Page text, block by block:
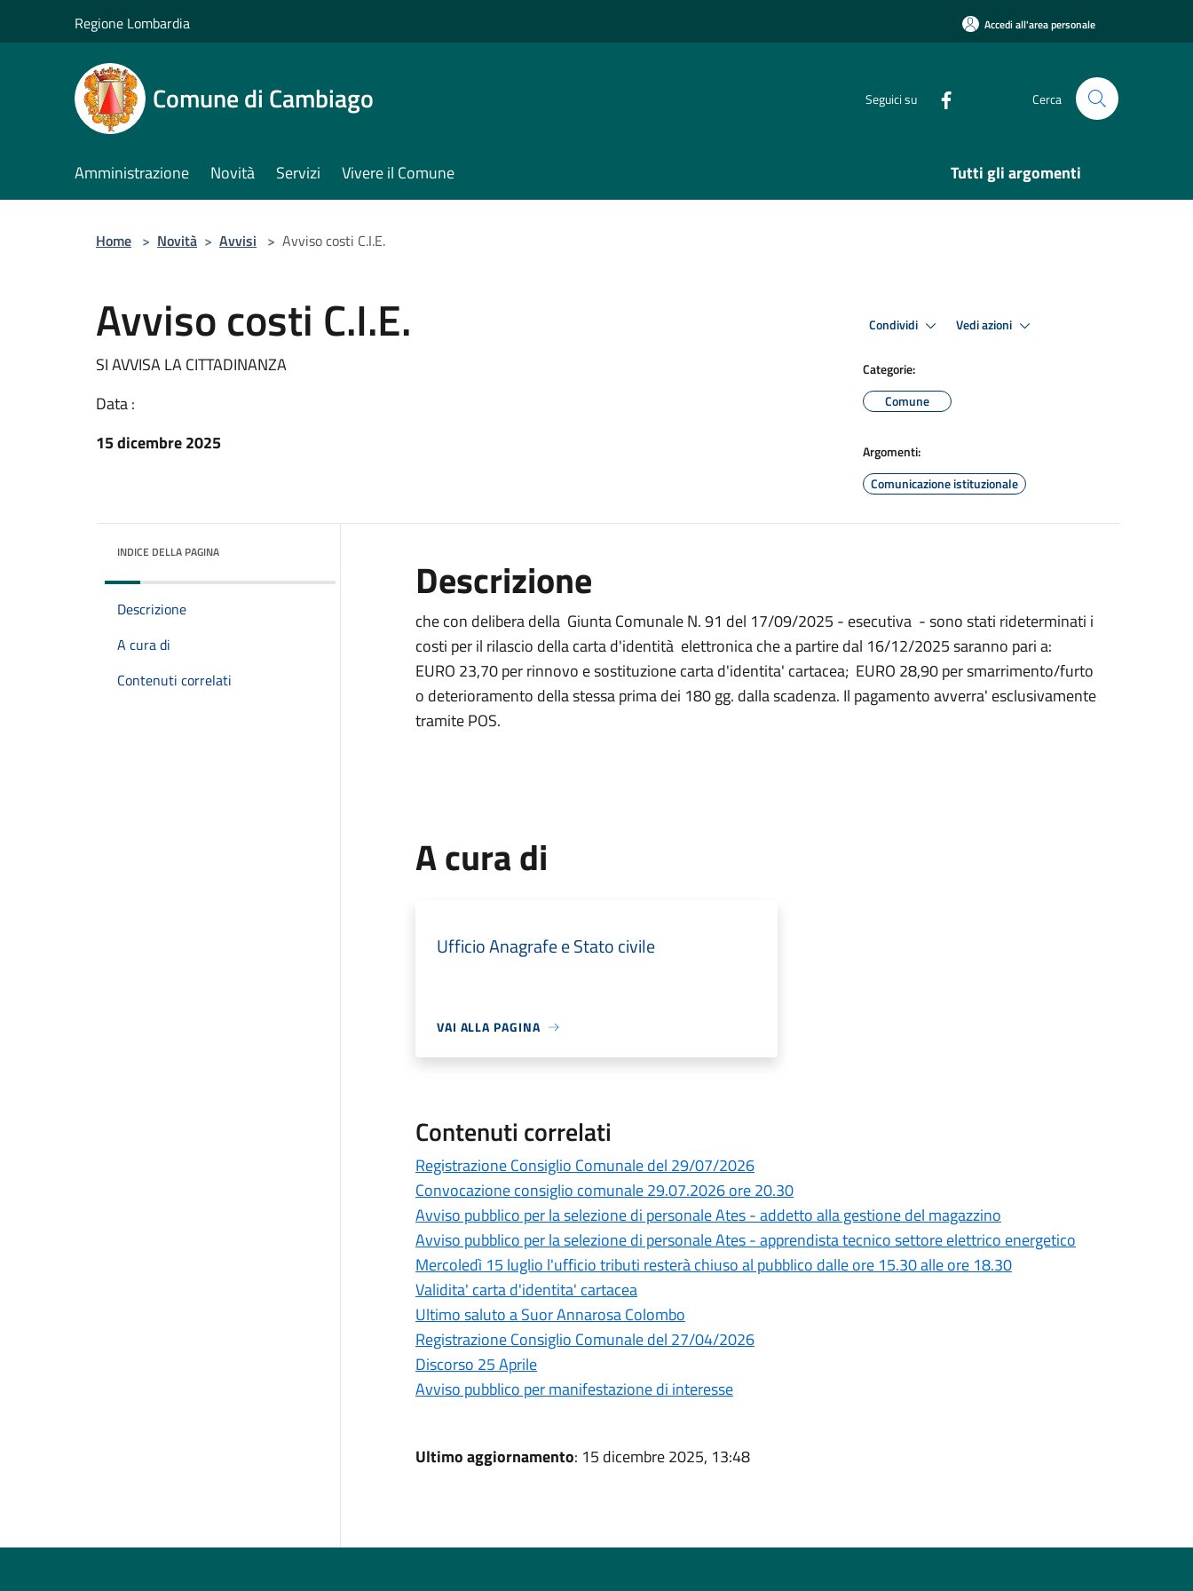
Regione Lombardia Accedi all'area personale
Comune di Cambiago Seguici su Cerca
Amministrazione Novità Servizi Vivere il Comune Tutti gli argomenti
Home > Novità > Avvisi > Avviso costi C.I.E.
Avviso costi C.I.E.
SI AVVISA LA CITTADINANZA
Data :
15 dicembre 2025
Condividi Vedi azioni
Categorie:
Comune
Argomenti:
Comunicazione istituzionale
INDICE DELLA PAGINA
Descrizione
A cura di
Contenuti correlati
Descrizione
che con delibera della Giunta Comunale N. 91 del 17/09/2025 - esecutiva - sono stati rideterminati i
costi per il rilascio della carta d'identità elettronica che a partire dal 16/12/2025 saranno pari a:
EURO 23,70 per rinnovo e sostituzione carta d'identita' cartacea; EURO 28,90 per smarrimento/furto
o deterioramento della stessa prima dei 180 gg. dalla scadenza. Il pagamento avverra' esclusivamente
tramite POS.
A cura di
Ufficio Anagrafe e Stato civile
VAI ALLA PAGINA
Contenuti correlati
Registrazione Consiglio Comunale del 29/07/2026
Convocazione consiglio comunale 29.07.2026 ore 20.30
Avviso pubblico per la selezione di personale Ates - addetto alla gestione del magazzino
Avviso pubblico per la selezione di personale Ates - apprendista tecnico settore elettrico energetico
Mercoledì 15 luglio l'ufficio tributi resterà chiuso al pubblico dalle ore 15.30 alle ore 18.30
Validita' carta d'identita' cartacea
Ultimo saluto a Suor Annarosa Colombo
Registrazione Consiglio Comunale del 27/04/2026
Discorso 25 Aprile
Avviso pubblico per manifestazione di interesse
Ultimo aggiornamento: 15 dicembre 2025, 13:48